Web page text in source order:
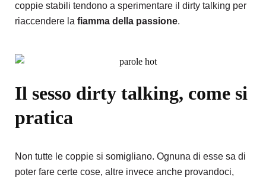
coppie stabili tendono a sperimentare il dirty talking per
riaccendere la fiamma della passione.
Il sesso dirty talking, come si
pratica
Non tutte le coppie si somigliano. Ognuna di esse sa di
poter fare certe cose, altre invece anche provandoci,